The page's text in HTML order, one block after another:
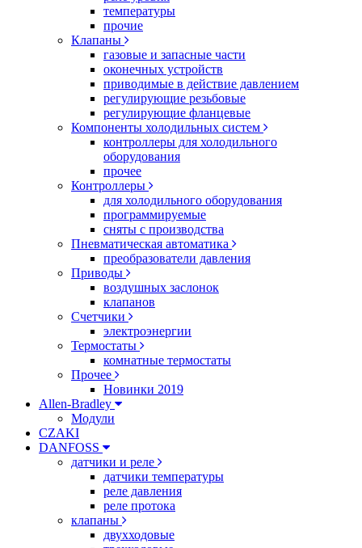
температуры
прочие
Клапаны
газовые и запасные части
оконечных устройств
приводимые в действие давлением
регулирующие резьбовые
регулирующие фланцевые
Компоненты холодильных систем
контроллеры для холодильного
оборудования
прочее
Контроллеры
для холодильного оборудования
программируемые
сняты с производства
Пневматическая автоматика
преобразователи давления
Приводы
воздушных заслонок
клапанов
Счетчики
электроэнергии
Термостаты
комнатные термостаты
Прочее
Новинки 2019
Allen-Bradley
Модули
CZAKI
DANFOSS
датчики и реле
датчики температуры
реле давления
реле протока
клапаны
двухходовые